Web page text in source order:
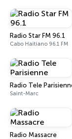
Radio Star FM 96.1
Cabo Haitiano 96.1 FM
Radio Tele Parisienne
Saint-Marc
Radio Massacre